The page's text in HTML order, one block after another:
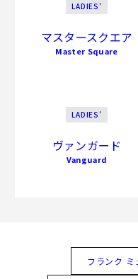
LADIES'
マスタースクエア
Master Square
LADIES'
ヴァンガード
Vanguard
フランク ミ